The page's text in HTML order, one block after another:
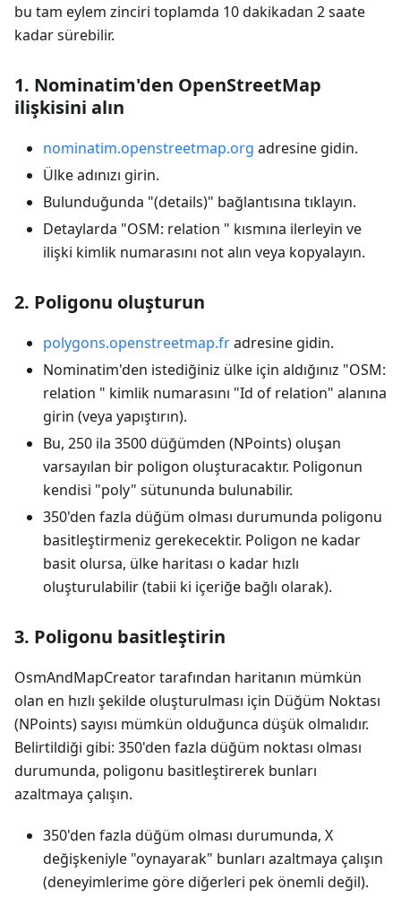
bu tam eylem zinciri toplamda 10 dakikadan 2 saate
kadar sürebilir.
1. Nominatim'den OpenStreetMap
ilişkisini alın
nominatim.openstreetmap.org adresine gidin.
Ülke adınızı girin.
Bulunduğunda "(details)" bağlantısına tıklayın.
Detaylarda "OSM: relation " kısmına ilerleyin ve
ilişki kimlik numarasını not alın veya kopyalayın.
2. Poligonu oluşturun
polygons.openstreetmap.fradresine gidin.
Nominatim'den istediğiniz ülke için aldığınız "OSM:
relation " kimlik numarasını "Id of relation" alanına
girin (veya yapıştırın).
Bu, 250 ila 3500 düğümden (NPoints) oluşan
varsayılan bir poligon oluşturacaktır. Poligonun
kendisi "poly" sütununda bulunabilir.
350'den fazla düğüm olması durumunda poligonu
basitleştirmeniz gerekecektir. Poligon ne kadar
basit olursa, ülke haritası o kadar hızlı
oluşturulabilir (tabii ki içeriğe bağlı olarak).
3. Poligonu basitleştirin
OsmAndMapCreator tarafından haritanın mümkün
olan en hızlı şekilde oluşturulması için Düğüm Noktası
(NPoints) sayısı mümkün olduğunca düşük olmalıdır.
Belirtildiği gibi: 350'den fazla düğüm noktası olması
durumunda, poligonu basitleştirerek bunları
azaltmaya çalışın.
350'den fazla düğüm olması durumunda, X
değişkeniyle "oynayarak" bunları azaltmaya çalışın
(deneyimlerime göre diğerleri pek önemli değil).